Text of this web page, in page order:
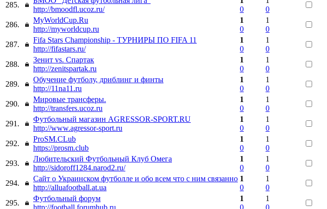
285.
http://bmoodfl.ucoz.ru/
0
0
286.
MyWorldCup.Ru
http://myworldcup.ru
1
0
1
0
287.
Fifa Stars Championship - ТУРНИРЫ ПО FIFA 11
http://fifastars.ru/
1
0
1
0
288.
Зенит vs. Спартак
http://zenitspartak.ru
1
0
1
0
289.
Обучение футболу, дриблинг и финты
http://11na11.ru
1
0
1
0
290.
Мировые трансферы.
http://transfers.ucoz.ru
1
0
1
0
291.
Футбольный магазин AGRESSOR-SPORT.RU
http://www.agressor-sport.ru
1
0
1
0
292.
ProSM.CLub
https://prosm.club
1
0
1
0
293.
Любительский Футбольный Клуб Омега
http://sidoroff1284.narod2.ru/
1
0
1
0
294.
Сайт о Украинском футболле и обо всем что с ним связанно
http://alluafootball.at.ua
1
0
1
0
295.
Футбольный форум
http://football.forumhub.ru
1
0
1
0